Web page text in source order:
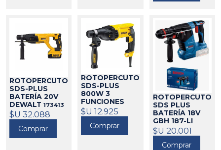
ROTOPERCUTOR
SDS-PLUS
BATERÍA 20V
DEWALT 173413
$U 32.088
Comprar
ROTOPERCUTOR
SDS-PLUS
800W 3
FUNCIONES
DEWALT173438
$U 12.925
Comprar
ROTOPERCUTOR
SDS PLUS
BATERÍA 18V
GBH 187-LI
(CARCAZA)
BOSCH21007
$U 20.001
Comprar